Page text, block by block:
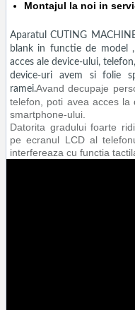
Montajul la noi in
Aparatul CUTING
blank in functie de model
acces ale device-ului,
device-uri avem si folie
ramei.Avand decupaje
telefon, poti avea acces la
smartphone-ului.
Datorita gradului foarte
pe ecranul LCD al
interfereaza cu functia